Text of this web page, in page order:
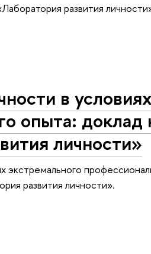
развития
в условиях
опыта: доклад
личности»
экстремального
развития личности».